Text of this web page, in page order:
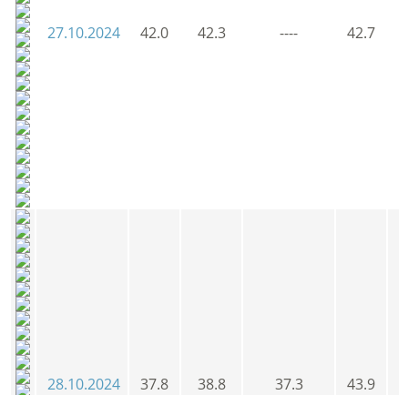
27.10.2024 42.0 42.3 ---- 42.7
28.10.2024 37.8 38.8 37.3 43.9